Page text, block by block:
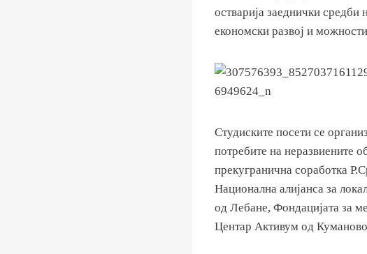
остварија заеднички средби
економски развој и
Студиските посети се
потребите на неразвиените
прекугранична соработка
Национална алијанса за
од Лебане, Фондацијата за
Центар Активум од